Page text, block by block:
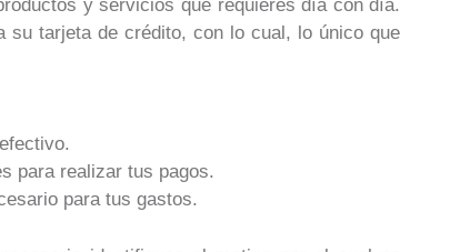
y servicios que requieres día con día.
su tarjeta de crédito, con lo cual, lo único que
para realizar tus pagos.
para tus gastos.